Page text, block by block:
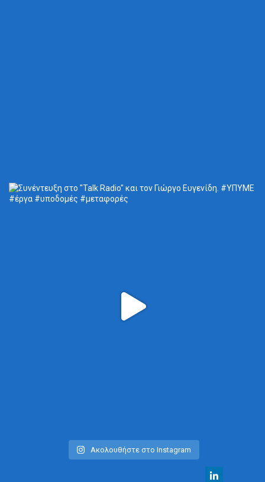
Ακολουθήστε στο Instagram